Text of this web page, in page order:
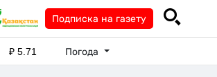
Подписка на газету
₽5.71 Погода